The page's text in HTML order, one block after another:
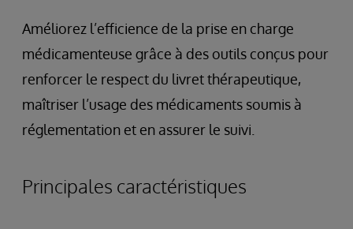
Améliorez l’efficience de la prise en charge
médicamenteuse grâce à des outils conçus pour
renforcer le respect du livret thérapeutique,
maîtriser l’usage des médicaments soumis à
réglementation et en assurer le suivi.
Principales caractéristiques